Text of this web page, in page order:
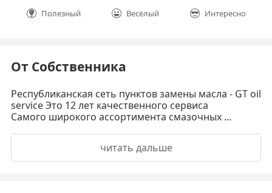
Полезный Весёлый Интересно
От Собственника
Республиканская сеть пунктов замены масла - GT oil
service Это 12 лет качественного сервиса
Самого широкого ассортимента смазочных ...
читать дальше